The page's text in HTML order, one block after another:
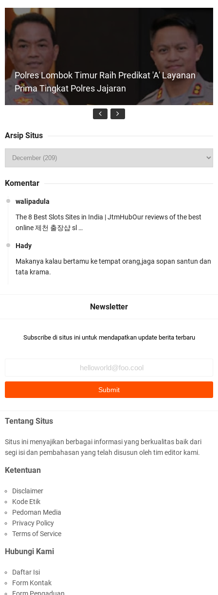
Polres Lombok Timur Raih Predikat 'A' Layanan
Prima Tingkat Polres Jajaran
Wilayah Lombok Tengah
Kapolsek Gunungsari Resmi Diganti ,AKP Imran
Ditlantas Polda NTB Edukasi Tertib Berlalu di
Pelajar SMPN 1 Gerung
Gelar Apel Pembukaan PORSENAP
Arsip Situs
Komentar
walipadula
The 8 Best Slots Sites in India | JtmHubOur reviews of the best
online 제천 출장샵 sl …
Hady
Makanya kalau bertamu ke tempat orang,jaga sopan santun dan
tata krama.
Subscribe di situs ini untuk mendapatkan update berita terbaru
Tentang Situs
Situs ini menyajikan berbagai informasi yang berkualitas baik dari
segi isi dan pembahasan yang telah disusun oleh tim editor kami.
Ketentuan
Disclaimer
Kode Etik
Pedoman Media
Privacy Policy
Terms of Service
Hubungi Kami
Daftar Isi
Form Kontak